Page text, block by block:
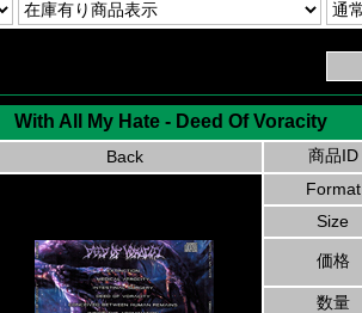
With All My Hate - Deed Of Voracity
Back 商品ID
Format
Size
価格
数量